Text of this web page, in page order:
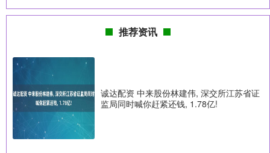
推荐资讯
诚达配资 中来股份林建伟, 深交所江苏省证
监局同时喊你赶紧还钱, 1.78亿!